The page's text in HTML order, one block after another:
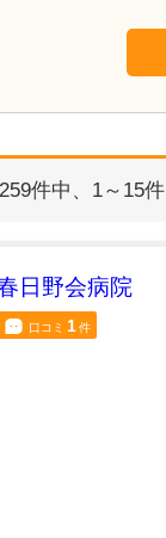
259件中、 1～15件
日野会病院
口コミ 1件